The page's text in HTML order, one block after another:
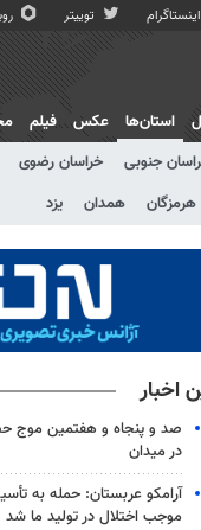
اینستاگرام توییتر
استان‌ها
جنوبی خراسان رضوی
هرمزگان همدان یزد
عکس فیلم
اخبار
صد و پنجاه و هفتمین موج
در میدان
آرامکو عربستان: حمله به
موجب اختلال در تولید ما شد